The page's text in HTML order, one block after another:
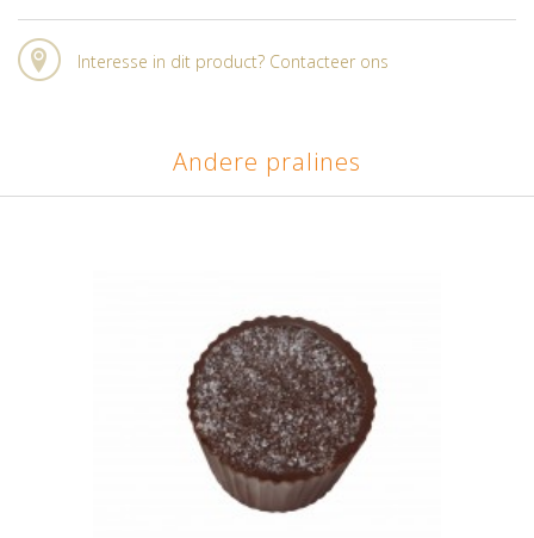
Interesse in dit product? Contacteer ons
Andere pralines